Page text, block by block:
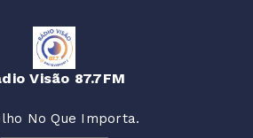
Visão 87.7FM
No Que Importa.